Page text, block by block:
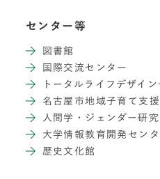
センター等
図書館
国際交流センター
トータルライフデザイ
名古屋市地域子育て支
人間学・ジェンダー研
大学情報教育開発セン
歴史文化館